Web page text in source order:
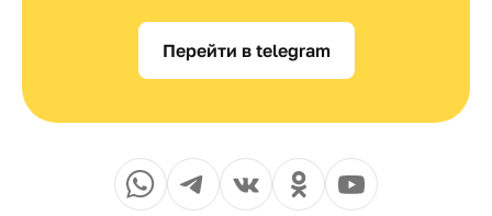
Перейти в telegram